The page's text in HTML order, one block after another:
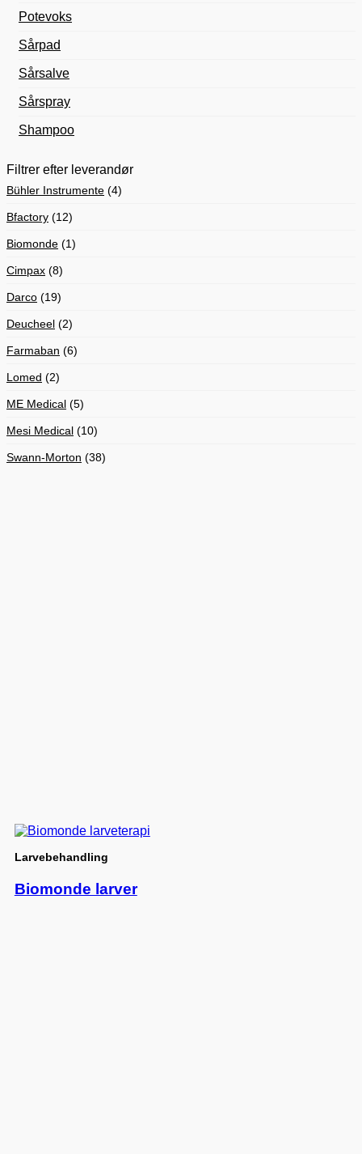
Potevoks
Sårpad
Sårsalve
Sårspray
Shampoo
Filtrer efter leverandør
Bühler Instrumente (4)
Bfactory (12)
Biomonde (1)
Cimpax (8)
Darco (19)
Deucheel (2)
Farmaban (6)
Lomed (2)
ME Medical (5)
Mesi Medical (10)
Swann-Morton (38)
Larvebehandling
Biomonde larver